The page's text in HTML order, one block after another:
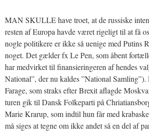
MAN SKULLE have troet, at de russiske
resten af Europa havde været rigeligt til at få
nogle politikere er ikke så uenige med Putins
noget. Det gælder fx Le Pen, som åbent
har medvirket til finansieringeren af hendes
National”, der nu kaldes ”National
Farage, som straks efter Brexit aflagde
turen gik til Dansk Folkeparti på
Marie Krarup, som indtil hun får med
må siges at tegne om ikke andet så en del af